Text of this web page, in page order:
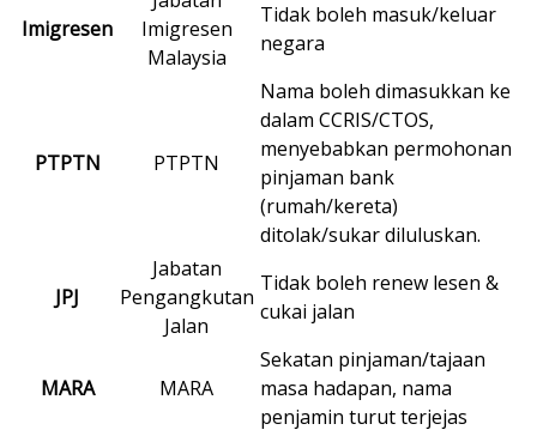
Imigresen
Imigresen
Malaysia
Tidak boleh masuk/keluar
negara
PTPTN PTPTN
Nama boleh dimasukkan ke
dalam CCRIS/CTOS,
menyebabkan permohonan
pinjaman bank
(rumah/kereta)
ditolak/sukar diluluskan.
JPJ
Jabatan
Pengangkutan
Jalan
Tidak boleh renew lesen &
cukai jalan
MARA MARA
Sekatan pinjaman/tajaan
masa hadapan, nama
penjamin turut terjejas